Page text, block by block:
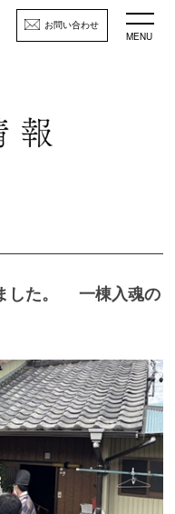
お問い合わせ
MENU
した。 一棟入魂の